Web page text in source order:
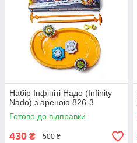
Набір Інфініті Надо (Infinity
Nado) з ареною 826-3
Готово до відправки
430 ₴ 500 ₴